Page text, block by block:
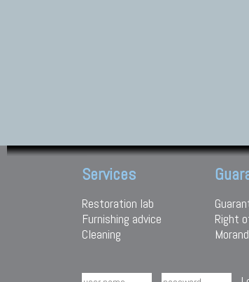
Services
Restoration lab
Furnishing advice
Cleaning
Right